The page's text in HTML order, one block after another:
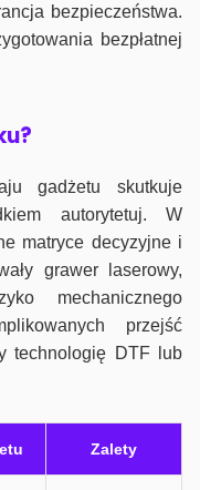
bezpieczeństwa.
bezpłatnej
gadżetu skutkuje
autorytetuj. W
matryce decyzyjne i
grawer laserowy,
mechanicznego
przejść
technologię DTF lub
Zalety